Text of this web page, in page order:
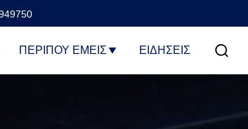
ΠΕΡΊΠΟΥ ΕΜΕΊΣ ΕΙΔΉΣΕΙΣ